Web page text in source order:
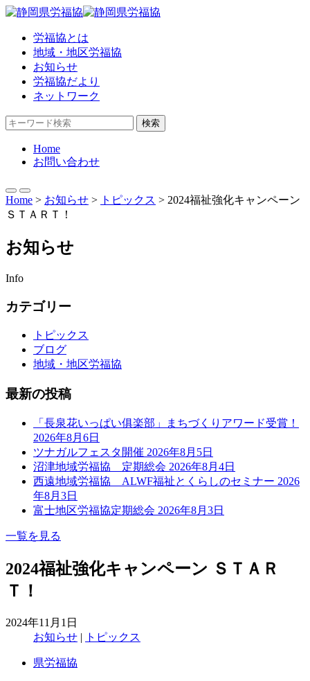
労福協とは
地域・地区労福協
お知らせ
労福協だより
ネットワーク
検索
Home
お問い合わせ
Home > お知らせ > トピックス > 2024福祉強化キャンペーン
ＳＴＡＲＴ！
お知らせ
Info
カテゴリー
トピックス
ブログ
地域・地区労福協
最新の投稿
「長泉花いっぱい俱楽部」まちづくりアワード受賞！
2026年8月6日
ツナガルフェスタ開催 2026年8月5日
沼津地域労福協 定期総会 2026年8月4日
西遠地域労福協 ALWF福祉とくらしのセミナー 2026
年8月3日
富士地区労福協定期総会 2026年8月3日
一覧を見る
2024福祉強化キャンペーン ＳＴＡＲ
Ｔ！
2024年11月1日
お知らせ | トピックス
県労福協